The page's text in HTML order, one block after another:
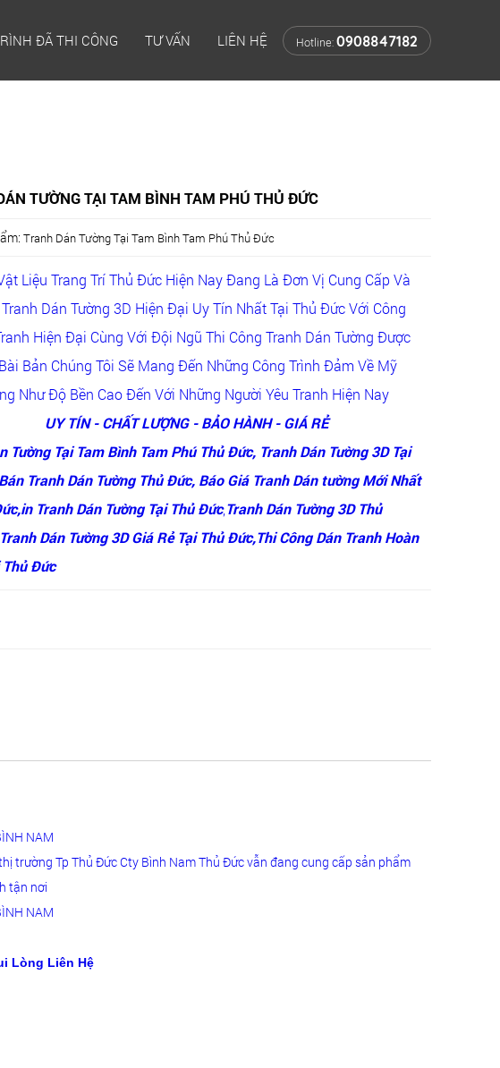
ĐÃ THI CÔNG TƯ VẤN LIÊN HỆ Hotline: 0908847182
TƯỜNG TẠI TAM BÌNH TAM PHÚ THỦ ĐỨC
Tranh Dán Tường Tại Tam Bình Tam Phú Thủ Đức
Liệu Trang Trí Thủ Đức Hiện Nay Đang Là Đơn Vị Cung Cấp Và
Dán Tường 3D Hiện Đại Uy Tín Nhất Tại Thủ Đức Với Công
Hiện Đại Cùng Với Đội Ngũ Thi Công Tranh Dán Tường Được
Bản Chúng Tôi Sẽ Mang Đến Những Công Trình Đảm Về Mỹ
Như Độ Bền Cao Đến Với Những Người Yêu Tranh Hiện Nay
UY TÍN - CHẤT LƯỢNG - BẢO HÀNH - GIÁ RẺ
Tường Tại Tam Bình Tam Phú Thủ Đức, Tranh Dán Tường 3D Tại
Tranh Dán Tường Thủ Đức, Báo Giá Tranh Dán tường Mới Nhất
Tranh Dán Tường TạiThủ Đức,Tranh Dán Tường 3D Thủ
Dán Tường 3D Giá Rẻ Tại Thủ Đức,Thi Công Dán Tranh Hoàn
Thủ Đức
trường Tp Thủ Đức Cty Bình Nam Thủ Đức vẫn đang cung cấp sản phẩm
tận nơi
Lòng Liên Hệ